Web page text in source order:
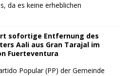
da es keine erheblichen
sofortige Entfernung des
Aali aus Gran Tarajal im
Fuerteventura
Popular (PP) der Gemeinde